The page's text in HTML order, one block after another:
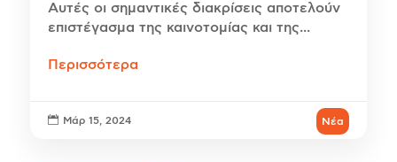
Νέα
Αυτές οι σημαντικές διακρίσεις αποτελούν
επιστέγασμα της καινοτομίας και της...
Περισσότερα
 Μάρ 15, 2024